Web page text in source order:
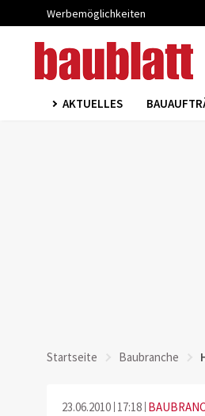
Werbemöglichkeiten
AKTUELLES
Startseite Baubranche
23.06.2010 17:18